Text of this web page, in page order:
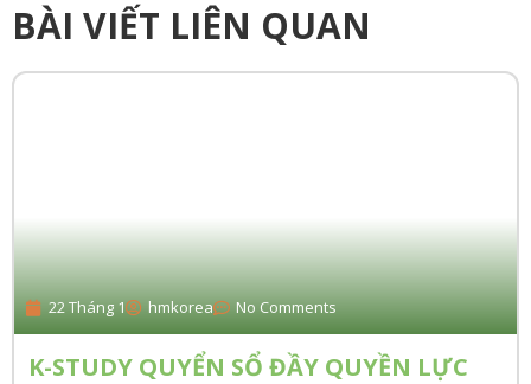
BÀI VIẾT LIÊN QUAN
22 Tháng 1 hmkorea No Comments
K-STUDY QUYỂN SỔ ĐẦY QUYỀN LỰC